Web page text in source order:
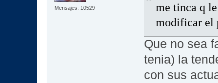
Mensajes: 10529
me tinca q
modificar el
Que no sea
tenia) la
con sus